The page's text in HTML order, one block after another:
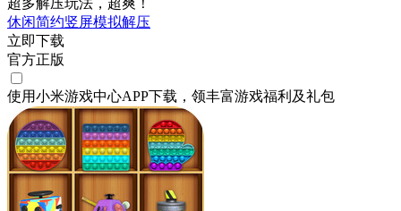
休闲简约竖屏模拟解压
立即下载
官方正版
使用小米游戏中心APP下载 ，领丰富游戏福利 及礼包